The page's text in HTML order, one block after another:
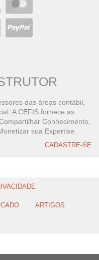
das áreas contábil,
A CEFIS fornece as
Conhecimento,
sua Expertise.
CADASTRE-SE
ARTIGOS